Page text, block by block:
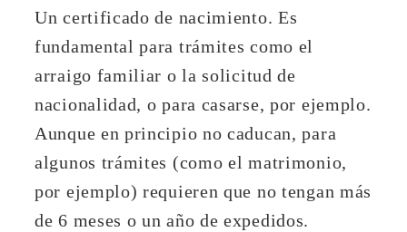
Un certificado de nacimiento. Es
fundamental para trámites como el
arraigo familiar o la solicitud de
nacionalidad, o para casarse, por ejemplo.
Aunque en principio no caducan, para
algunos trámites (como el matrimonio,
por ejemplo) requieren que no tengan más
de 6 meses o un año de expedidos.